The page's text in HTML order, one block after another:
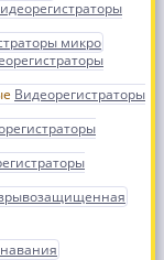
микро
Видеорегистраторы